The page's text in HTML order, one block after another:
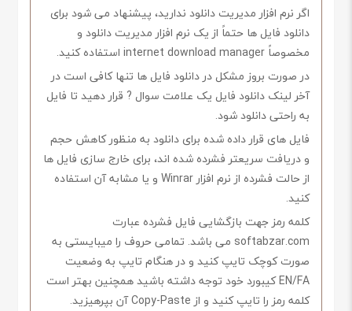
اگر نرم افزار مدیریت دانلود ندارید، پیشنهاد می شود برای
دانلود فایل ها حتماً از یک نرم افزار مدیریت دانلود و
مخصوصاً internet download manager استفاده کنید.
در صورت بروز مشکل در دانلود فایل ها تنها کافی است در
آخر لینک دانلود فایل یک علامت سوال ? قرار دهید تا فایل
به راحتی دانلود شود.
فایل های قرار داده شده برای دانلود به منظور کاهش حجم
و دریافت سریعتر فشرده شده اند، برای خارج سازی فایل ها
از حالت فشرده از نرم افزار Winrar و یا مشابه آن استفاده
کنید.
کلمه رمز جهت بازگشایی فایل فشرده عبارت
softabzar.com می باشد. تمامی حروف را میبایستی به
صورت کوچک تایپ کنید و در هنگام تایپ به وضعیت
EN/FA کیبورد خود توجه داشته باشید همچنین بهتر است
کلمه رمز را تایپ کنید و از Copy-Paste آن بپرهیزید.